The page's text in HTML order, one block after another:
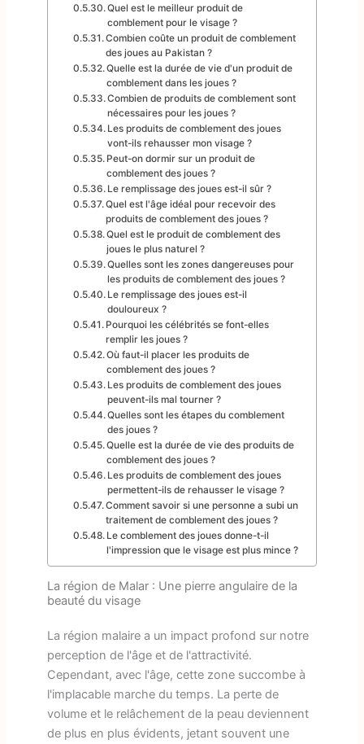
Quel est le meilleur produit de
comblement pour le visage ?
Combien coûte un produit de comblement
des joues au Pakistan ?
Quelle est la durée de vie d'un produit de
comblement dans les joues ?
Combien de produits de comblement sont
nécessaires pour les joues ?
Les produits de comblement des joues
vont-ils rehausser mon visage ?
Peut-on dormir sur un produit de
comblement des joues ?
Le remplissage des joues est-il sûr ?
Quel est l'âge idéal pour recevoir des
produits de comblement des joues ?
Quel est le produit de comblement des
joues le plus naturel ?
Quelles sont les zones dangereuses pour
les produits de comblement des joues ?
Le remplissage des joues est-il
douloureux ?
Pourquoi les célébrités se font-elles
remplir les joues ?
Où faut-il placer les produits de
comblement des joues ?
Les produits de comblement des joues
peuvent-ils mal tourner ?
Quelles sont les étapes du comblement
des joues ?
Quelle est la durée de vie des produits de
comblement des joues ?
Les produits de comblement des joues
permettent-ils de rehausser le visage ?
Comment savoir si une personne a subi un
traitement de comblement des joues ?
Le comblement des joues donne-t-il
l'impression que le visage est plus mince ?
La région de Malar : Une pierre angulaire de la
beauté du visage
La région malaire a un impact profond sur notre
perception de l'âge et de l'attractivité.
Cependant, avec l'âge, cette zone succombe à
l'implacable marche du temps. La perte de
volume et le relâchement de la peau deviennent
de plus en plus évidents, jetant souvent une